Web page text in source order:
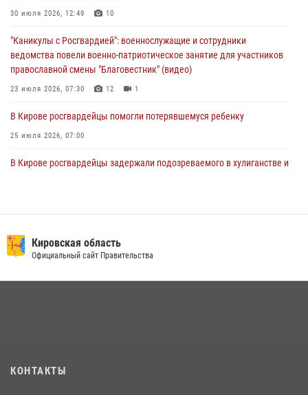
1 августа – День дежурной службы войск национальной гвардии
01 августа 2026, 09:39
30 июля 2026, 12:49 10
"Каникулы с Росгвардией": военнослужащие и сотрудники
ведомства повели военно-патриотическое занятие для участников
православной смены "Благовестник" (видео)
23 июля 2026, 07:30 12 1
В Кирове росгвардейцы помогли потерявшемуся ребенку
25 июля 2026, 07:00
В Кирове росгвардейцы задержали подозреваемого в хулиганстве и
вневедомственную охрану и поступления в ведомственные вузы
22 июля 2026, 14:51 1 2
Кировская область
Официальный сайт Правительства
КОНТАКТЫ